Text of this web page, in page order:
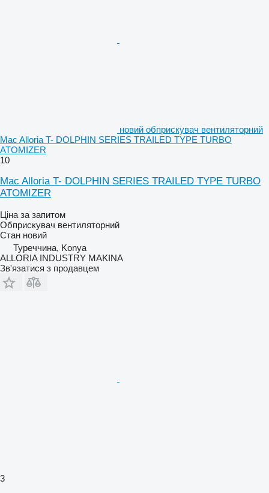
новий обприскувач вентиляторний
Mac Alloria T- DOLPHIN SERIES TRAILED TYPE TURBO
ATOMIZER
10
Mac Alloria T- DOLPHIN SERIES TRAILED TYPE TURBO
ATOMIZER
Ціна за запитом
Обприскувач вентиляторний
Стан новий
Туреччина, Konya
ALLORIA INDUSTRY MAKINA
Зв'язатися з продавцем
3